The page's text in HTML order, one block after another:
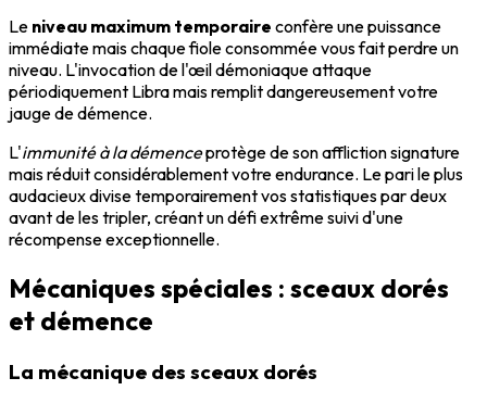
Le niveau maximum temporaire confère une puissance
immédiate mais chaque fiole consommée vous fait perdre un
niveau. L'invocation de l'œil démoniaque attaque
périodiquement Libra mais remplit dangereusement votre
jauge de démence.
L'immunité à la démenceprotège de son affliction signature
mais réduit considérablement votre endurance. Le pari le plus
audacieux divise temporairement vos statistiques par deux
avant de les tripler, créant un défi extrême suivi d'une
récompense exceptionnelle.
Mécaniques spéciales : sceaux dorés
et démence
La mécanique des sceaux dorés